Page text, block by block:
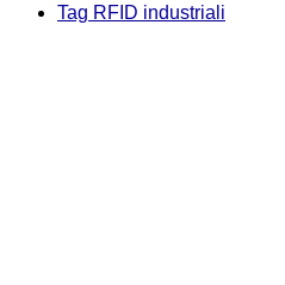
Tag RFID industriali